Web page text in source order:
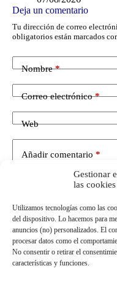
Gestionar
las cookies
Utilizamos tecnologías como las
del dispositivo. Lo hacemos para
anuncios (no) personalizados. El
procesar datos como el
No consentir o retirar el
características y funciones.
Deja un comentario
Tu dirección de correo
obligatorios están marcados
Nombre*
Correo electrónico*
Web
Añadir comentario *
Publicar el